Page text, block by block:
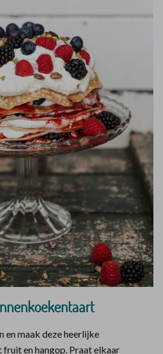
en maak deze heerlijke
en hangop. Praat elkaar